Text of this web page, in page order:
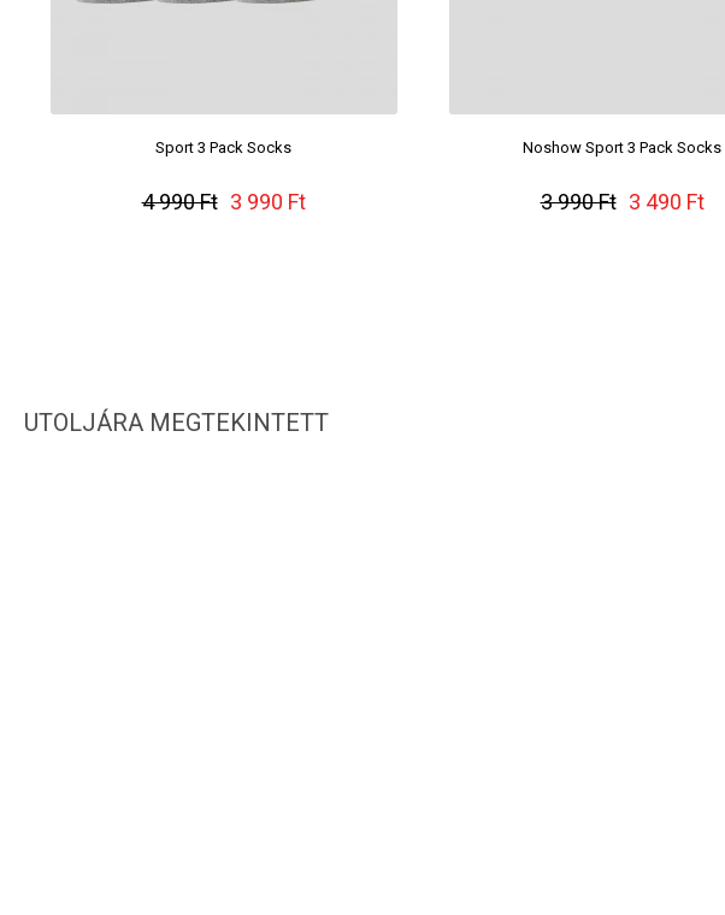
Sport 3 Pack Socks
4 990 Ft 3 990 Ft
Noshow Sport 3 Pack Socks
3 990 Ft 3 490 Ft
UTOLJÁRA MEGTEKINTETT